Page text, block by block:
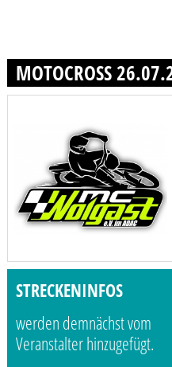
MOTOCROSS
STRECKENINFOS
werden demnächst vom
Veranstalter hinzugefügt.